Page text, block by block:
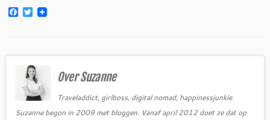
F
o
T
w
e
r
Over Suzanne
Traveladdict, girlboss, digital nomad, happinessjunkie
Suzanne begon in 2009 met bloggen. Vanaf april 2012 doet ze dat op